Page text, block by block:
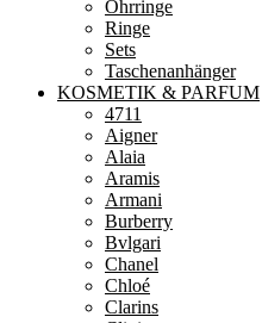
Ohrringe
Ringe
Sets
Taschenanhänger
KOSMETIK & PARFUM
4711
Aigner
Alaia
Aramis
Armani
Burberry
Bvlgari
Chanel
Chloé
Clarins